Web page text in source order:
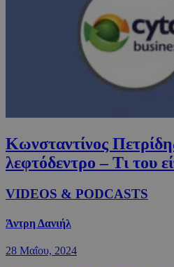
Κωνσταντίνος
λεφτόδεντρο – Τι του
VIDEOS & PODCASTS
Άντρη Δανιήλ
28 Μαΐου, 2024